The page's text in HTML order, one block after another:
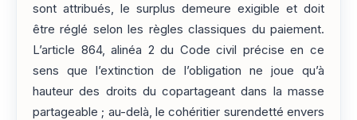
sont attribués, le surplus demeure exigible et doit
être réglé selon les règles classiques du paiement.
L’article 864, alinéa 2 du Code civil précise en ce
sens que l’extinction de l’obligation ne joue qu’à
hauteur des droits du copartageant dans la masse
partageable ; au-delà, le cohéritier surendetté envers